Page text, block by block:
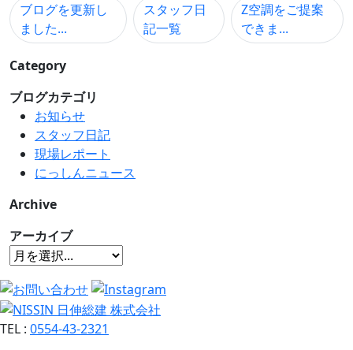
ブログを更新し
ました...
スタッフ日
記一覧
Z空調をご提案
できま...
Category
ブログカテゴリ
お知らせ
スタッフ日記
現場レポート
にっしんニュース
Archive
アーカイブ
TEL : 0554-43-2321